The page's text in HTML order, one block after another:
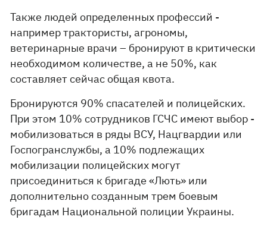
Также людей определенных профессий -
например трактористы, агрономы,
ветеринарные врачи – бронируют в критически
необходимом количестве, а не 50%, как
составляет сейчас общая квота.
Бронируются 90% спасателей и полицейских.
При этом 10% сотрудников ГСЧС имеют выбор -
мобилизоваться в ряды ВСУ, Нацгвардии или
Госпогранслужбы, а 10% подлежащих
мобилизации полицейских могут
присоединиться к бригаде «Лють» или
дополнительно созданным трем боевым
бригадам Национальной полиции Украины.